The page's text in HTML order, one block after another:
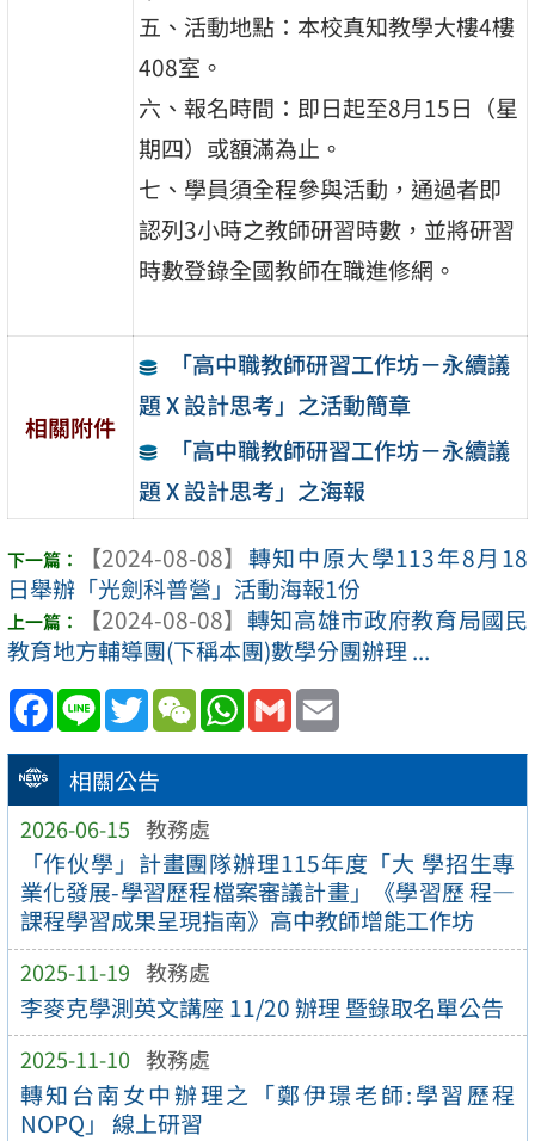
相關公告
2026-06-15 教務處
「作伙學」計畫團隊辦理115年度「大 學招生專
業化發展-學習歷程檔案審議計畫」《學習歷 程—
課程學習成果呈現指南》高中教師增能工作坊
2025-11-19 教務處
李麥克學測英文講座 11/20 辦理 暨錄取名單公告
2025-11-10 教務處
轉知台南女中辦理之「鄭伊璟老師:學習歷程
NOPQ」 線上研習
五、活動地點：本校真知教學大樓4樓
408室。
六、報名時間：即日起至8月15日（星
期四）或額滿為止。
七、學員須全程參與活動，通過者即
認列3小時之教師研習時數，並將研習
時數登錄全國教師在職進修網。
相關附件
「高中職教師研習工作坊－永續議
題 X 設計思考」之活動簡章
「高中職教師研習工作坊－永續議
題 X 設計思考」之海報
【2024-08-08】 轉知中原大學113年8月18
日舉辦「光劍科普營」活動海報1份
【2024-08-08】 轉知高雄市政府教育局國民
教育地方輔導團(下稱本團)數學分團辦理 ...
Facebook
Line TwitterWeChatWhatsApp
Gmail